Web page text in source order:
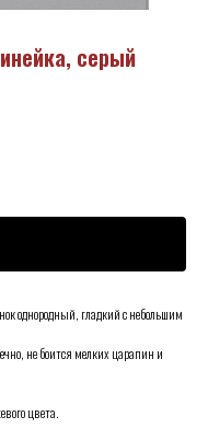
серый
однородный, гладкий с небольшим
не боится мелких царапин и
цвета.